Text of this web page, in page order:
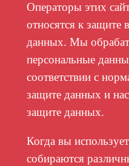
Операторы этих
относятся к защите
данных. Мы
персональные
соответствии с
защите данных и
защите данных.
Когда вы
собираются